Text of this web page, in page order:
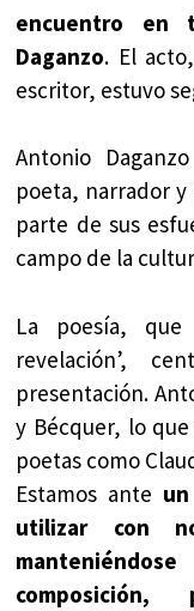
encuentro en
Daganzo. El
escritor, estuvo
Antonio
poeta, narrador
parte de sus
campo de la
La poesía, que
revelación’,
presentación.
y Bécquer, lo
poetas como
Estamos ante
utilizar con